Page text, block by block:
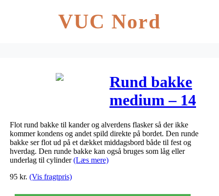
VUC Nord
Rund bakke
medium – 14
cm
Flot rund bakke til kander og alverdens flasker så der ikke
kommer kondens og andet spild direkte på bordet. Den runde
bakke ser flot ud på et dækket middagsbord både til fest og
hverdag. Den runde bakke kan også bruges som låg eller
underlag til cylinder(Læs mere)
95 kr. (Vis fragtpris)